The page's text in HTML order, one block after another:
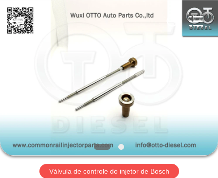
PRODUTOS
SOBRE
NÓS
PARTS
CO.,
LTD.
Rights
Reserved.
Válvula de controle do injetor de Bosch